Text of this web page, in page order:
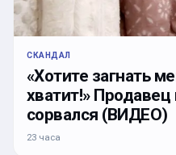
СКАНДАЛ
«Хотите загнать
хватит!»
сорвался (ВИДЕО)
23 часа